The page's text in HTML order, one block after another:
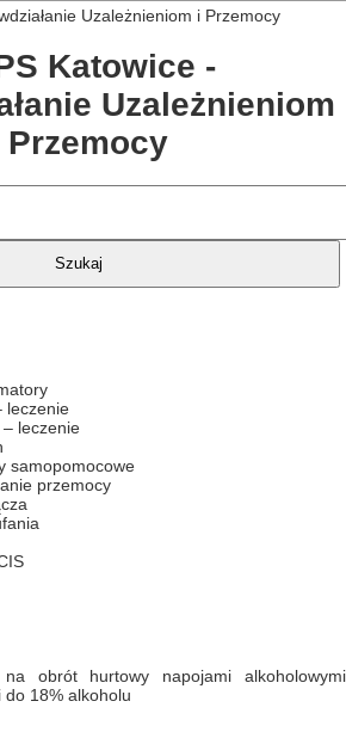
Katowice -
Uzależnieniom
Przemocy
leczenie
leczenie
samopomocowe
przemocy
na obrót hurtowy napojami alkoholowymi
do 18% alkoholu